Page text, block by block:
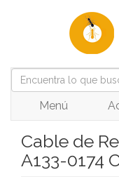
Menú
Cable de
A133-0174